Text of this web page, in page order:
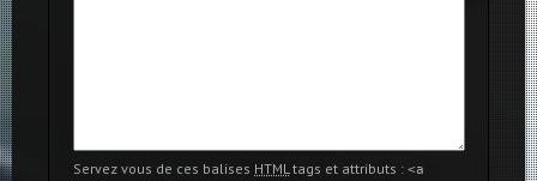
Servez vous de ces balises HTMLtags et attributs : <a